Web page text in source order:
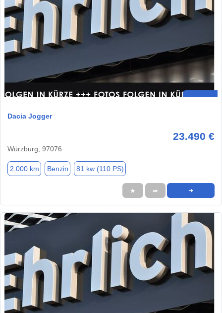
Dacia Jogger
23.490 €
Würzburg, 97076
2.000 km Benzin 81 kw (110 PS)
★ ➦ ➜